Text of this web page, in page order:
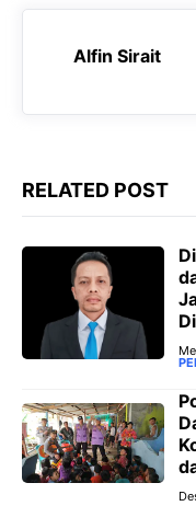
o A
p
r
a
n
g
r
Alfin Sirait
RELATED POST